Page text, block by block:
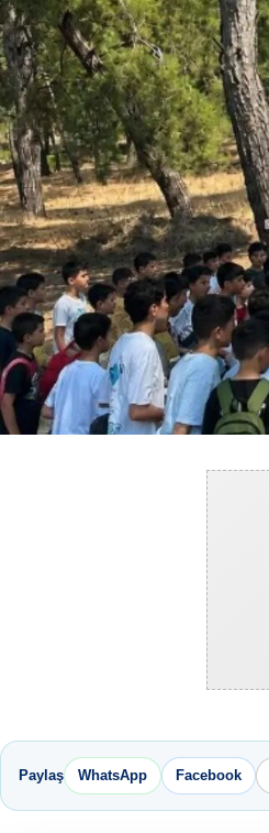
Paylaş WhatsApp Facebook